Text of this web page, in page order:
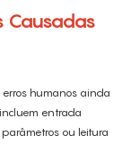
Causadas
humanos ainda
entrada
ou leitura